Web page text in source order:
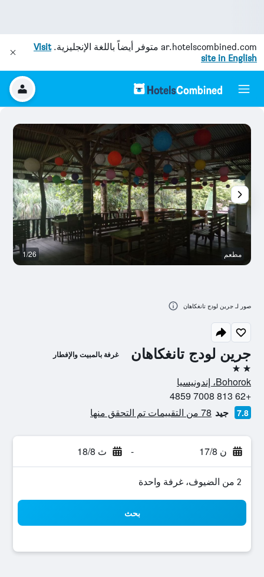
ar.hotelscombined.com متوفر أيضاً باللغة الإنجليزية.Visit
site in English
جرين لودج تانغكاهان غرفة بالمبيت والإفطار
2 نجمتين
Bohorok، إندونيسيا
+62 813 7008 4859
7.8 جيد 78 من التقييمات تم التحقق منها
ن 17/8 - ث 18/8
2 من الضيوف، غرفة واحدة
بحث
مطعم 1/26
صور لـ جرين لودج تانغكاهان